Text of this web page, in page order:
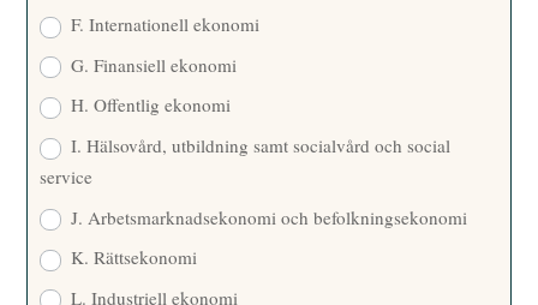
F. Internationell ekonomi
G. Finansiell ekonomi
H. Offentlig ekonomi
I. Hälsovård, utbildning samt socialvård och social
service
J. Arbetsmarknadsekonomi och befolkningsekonomi
K. Rättsekonomi
L. Industriell ekonomi